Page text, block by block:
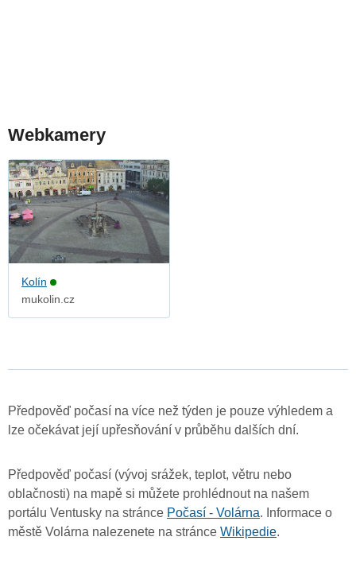
Webkamery
Kolín
mukolin.cz
Předpověď počasí na více než týden je pouze výhledem a
lze očekávat její upřesňování v průběhu dalších dní.
Předpověď počasí (vývoj srážek, teplot, větru nebo
oblačnosti) na mapě si můžete prohlédnout na našem
portálu Ventusky na stránce Počasí - Volárna. Informace o
městě Volárna nalezenete na stránce Wikipedie.